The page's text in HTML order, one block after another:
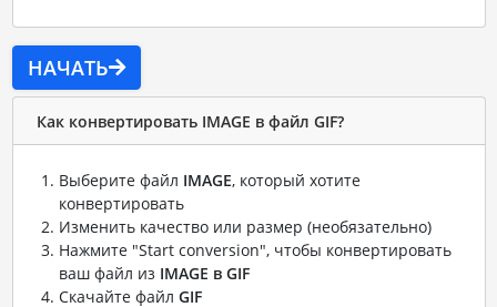
НАЧАТЬ
Как конвертировать IMAGE в файл GIF?
Выберите файл IMAGE, который хотите
конвертировать
Изменить качество или размер (необязательно)
Нажмите "Start conversion", чтобы конвертировать
ваш файл из IMAGE в GIF
Скачайте файл GIF